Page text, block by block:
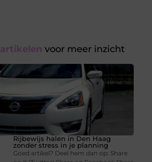
artikelen voor meer inzicht
Rijbewijs halen in Den Haag
zonder stress in je planning
Goed artikel? Deel hem dan op: Share